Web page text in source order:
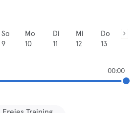
So
9
Mo
10
Di
11
Mi
12
Do
13
00:00